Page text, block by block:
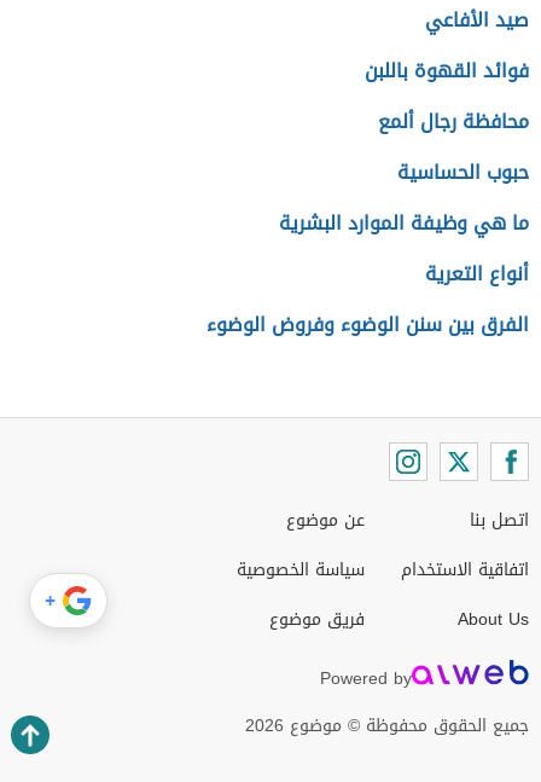
صيد الأفاعي
فوائد القهوة باللبن
محافظة رجال ألمع
حبوب الحساسية
ما هي وظيفة الموارد البشرية
أنواع التعرية
الفرق بين سنن الوضوء وفروض الوضوء
اتصل بنا
اتفاقية الاستخدام
About Us
عن موضوع
سياسة الخصوصية
فريق موضوع
Powered by
جميع الحقوق محفوظة © موضوع 2026
+